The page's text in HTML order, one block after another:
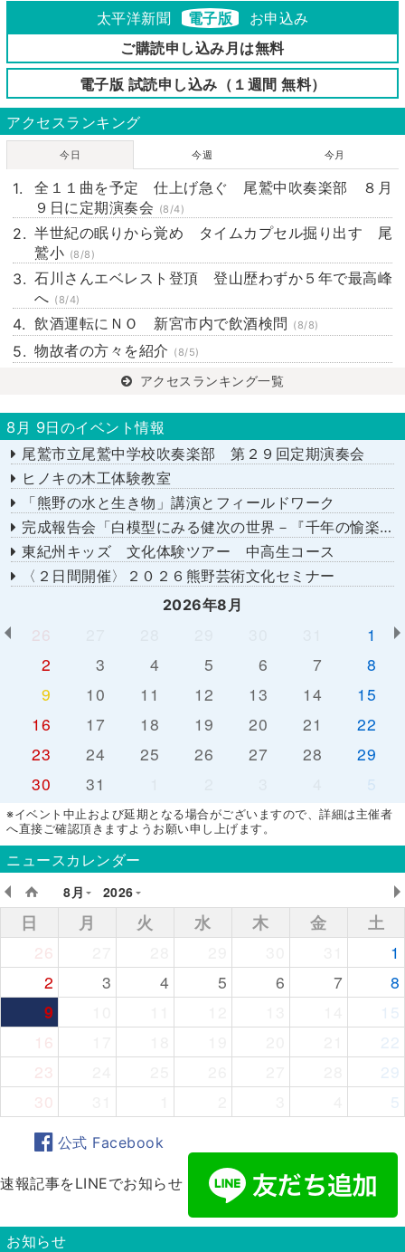
太平洋新聞 電子版
お申込み
ご購読申し込み月は無料
電子版 試読申し込み（１週間 無料）
アクセスランキング
今日 今週 今月
全１１曲を予定 仕上げ急ぐ 尾鷲中吹奏楽部 ８月
９日に定期演奏会 (8/4)
半世紀の眠りから覚め タイムカプセル掘り出す 尾
鷲小 (8/8)
石川さんエベレスト登頂 登山歴わずか５年で最高峰
へ (8/4)
飲酒運転にＮＯ 新宮市内で飲酒検問 (8/8)
物故者の方々を紹介 (8/5)
アクセスランキング一覧
8月 9日のイベント情報
尾鷲市立尾鷲中学校吹奏楽部 第２９回定期演奏会
ヒノキの木工体験教室
「熊野の水と生き物」講演とフィールドワーク
完成報告会「白模型にみる健次の世界－『千年の愉楽』『奇蹟』より－」
東紀州キッズ 文化体験ツアー 中高生コース
〈２日間開催〉２０２６熊野芸術文化セミナー
2026年8月
26
1
2
3 4 5 6 7
8
9
10 11 12 13 14
15
16
17 18 19 20 21
22
23
24 25 26 27 28
29
30
31 5
※イベント中止および延期となる場合がございますので、詳細は主催者
へ直接ご確認頂きますようお願い申し上げます。
ニュースカレンダー
8月
2026
日 月 火 水 木 金
土
26
1
2
3 4 5 6 7
8
9
15
16
22
23
29
30
5
公式 Facebook
速報記事をLINEでお知らせ
お知らせ